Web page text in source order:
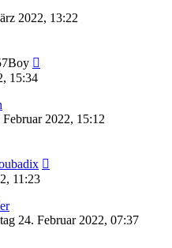
2022, 13:22
15:34
2022, 15:12
11:23
24. Februar 2022, 07:37